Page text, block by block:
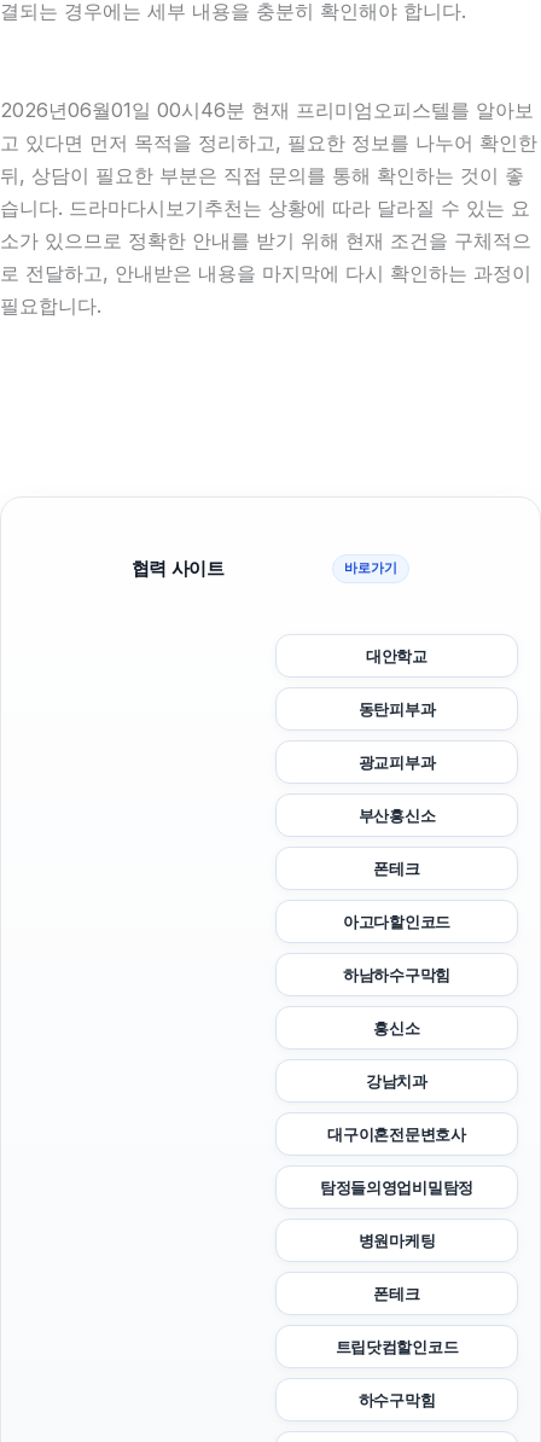
결되는 경우에는 세부 내용을 충분히 확인해야 합니다.
2026년06월01일 00시46분 현재 프리미엄오피스텔를 알아보
고 있다면 먼저 목적을 정리하고, 필요한 정보를 나누어 확인한
뒤, 상담이 필요한 부분은 직접 문의를 통해 확인하는 것이 좋
습니다. 드라마다시보기추천는 상황에 따라 달라질 수 있는 요
소가 있으므로 정확한 안내를 받기 위해 현재 조건을 구체적으
로 전달하고, 안내받은 내용을 마지막에 다시 확인하는 과정이
필요합니다.
협력 사이트 바로가기
대안학교
동탄피부과
광교피부과
부산흥신소
폰테크
아고다할인코드
하남하수구막힘
흥신소
강남치과
대구이혼전문변호사
탐정들의영업비밀탐정
병원마케팅
폰테크
트립닷컴할인코드
하수구막힘